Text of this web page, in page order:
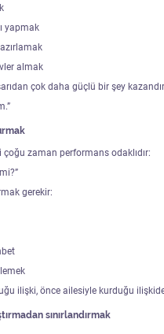
yapmak
almak
çok daha güçlü bir şey
zaman performans odaklıdır:
gerekir:
ilişki, önce ailesiyle kurduğu
sınırlandırmak